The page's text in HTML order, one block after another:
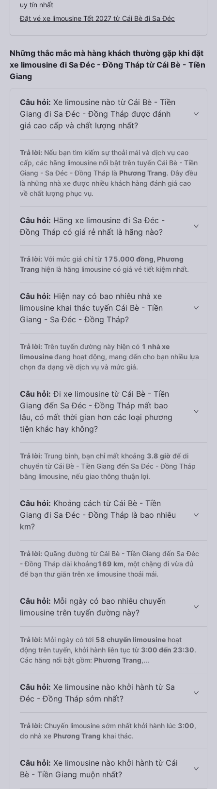
uy tín nhất
Đặt vé xe limousine Tết 2027 từ Cái Bè đi Sa Đéc
Những thắc mắc mà hàng khách thường gặp khi đặt
xe limousine đi Sa Đéc - Đồng Tháp từ Cái Bè - Tiền
Giang
Câu hỏi: Xe limousine nào từ Cái Bè - Tiền
Giang đi Sa Đéc - Đồng Tháp được đánh
giá cao cấp và chất lượng nhất?
Trả lời: Nếu bạn tìm kiếm sự thoải mái và dịch vụ cao
cấp, các hãng limousine nổi bật trên tuyến Cái Bè - Tiền
Giang - Sa Đéc - Đồng Tháp là Phương Trang. Đây đều
là những nhà xe được nhiều khách hàng đánh giá cao
về chất lượng phục vụ.
Câu hỏi: Hãng xe limousine đi Sa Đéc -
Đồng Tháp có giá rẻ nhất là hãng nào?
Trả lời: Với mức giá chỉ từ 175.000 đồng, Phương
Trang hiện là hãng limousine có giá vé tiết kiệm nhất.
Câu hỏi: Hiện nay có bao nhiêu nhà xe
limousine khai thác tuyến Cái Bè - Tiền
Giang - Sa Đéc - Đồng Tháp?
Trả lời: Trên tuyến đường này hiện có 1 nhà xe
limousineđang hoạt động, mang đến cho bạn nhiều lựa
chọn đa dạng về dịch vụ và mức giá.
Câu hỏi: Đi xe limousine từ Cái Bè - Tiền
Giang đến Sa Đéc - Đồng Tháp mất bao
lâu, có mất thời gian hơn các loại phương
tiện khác hay không?
Trả lời: Trung bình, bạn chỉ mất khoảng 3.8 giờ để di
chuyển từ Cái Bè - Tiền Giang đến Sa Đéc - Đồng Tháp
bằng limousine, nếu giao thông thuận lợi.
Câu hỏi: Khoảng cách từ Cái Bè - Tiền
Giang đi Sa Đéc - Đồng Tháp là bao nhiêu
km?
Trả lời: Quãng đường từ Cái Bè - Tiền Giang đến Sa Đéc
- Đồng Tháp dài khoảng169 km, một chặng đi vừa đủ
để bạn thư giãn trên xe limousine thoải mái.
Câu hỏi: Mỗi ngày có bao nhiêu chuyến
limousine trên tuyến đường này?
Trả lời: Mỗi ngày có tới 58 chuyến limousine hoạt
động trên tuyến, khởi hành liên tục từ 3:00 đến 23:30.
Các hãng nổi bật gồm: Phương Trang,...
Câu hỏi: Xe limousine nào khởi hành từ Sa
Đéc - Đồng Tháp sớm nhất?
Trả lời: Chuyến limousine sớm nhất khởi hành lúc 3:00,
do nhà xe Phương Trang khai thác.
Câu hỏi: Xe limousine nào khởi hành từ Cái
Bè - Tiền Giang muộn nhất?